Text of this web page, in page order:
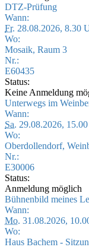
DTZ-Prüfung
Wann:
Fr. 28.08.2026, 8.30
Wo:
Mosaik, Raum 3
Nr.:
E60435
Status:
Keine Anmeldung
Unterwegs im
Wann:
Sa. 29.08.2026,
Wo:
Oberdollendorf,
Nr.:
E30006
Status:
Anmeldung möglich
Bühnenbild meines
Wann:
Mo. 31.08.2026,
Wo:
Haus Bachem -